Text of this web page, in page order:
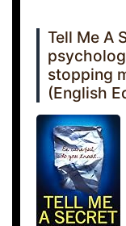
Tell Me A
stopping
(English